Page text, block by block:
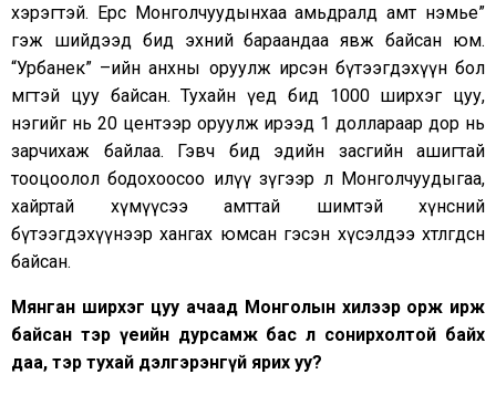
хэрэгтэй. Ерөөсөө Монголчуудынхаа амьдралд амт нэмье”
гэж шийдээд бид эхний бараандаа явж байсан юм.
“Урбанек” –ийн анхны оруулж ирсэн бүтээгдэхүүн бол
мөөгтэй цуу байсан. Тухайн үед бид 1000 ширхэг цуу,
нэгийг нь 20 центээр оруулж ирээд 1 доллараар дор нь
зарчихаж байлаа. Гэвч бид эдийн засгийн ашигтай
тооцоолол бодохоосоо илүү зүгээр л Монголчуудыгаа,
хайртай хүмүүсээ амттай шимтэй хүнсний
бүтээгдэхүүнээр хангах юмсан гэсэн хүсэлдээ хөтлөгдсөн
байсан.
Мянган ширхэг цуу ачаад Монголын хилээр орж ирж
байсан тэр үеийн дурсамж бас л сонирхолтой байх
даа, тэр тухай дэлгэрэнгүй ярих уу?